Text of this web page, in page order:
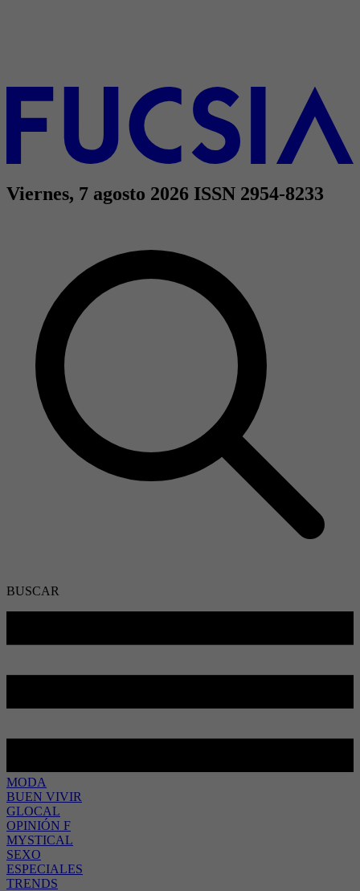
Viernes, 7 agosto 2026 ISSN 2954-8233
BUSCAR
MODA
BUEN VIVIR
GLOCAL
OPINIÓN F
MYSTICAL
SEXO
ESPECIALES
TRENDS